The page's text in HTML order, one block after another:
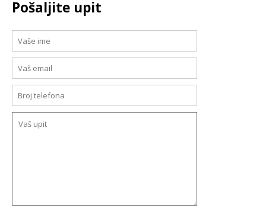
Pošaljite upit